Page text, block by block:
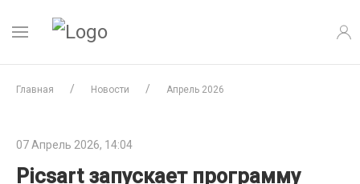
Главная Новости Апрель 2026
07 Апрель 2026, 14:04
Picsart запускает программу